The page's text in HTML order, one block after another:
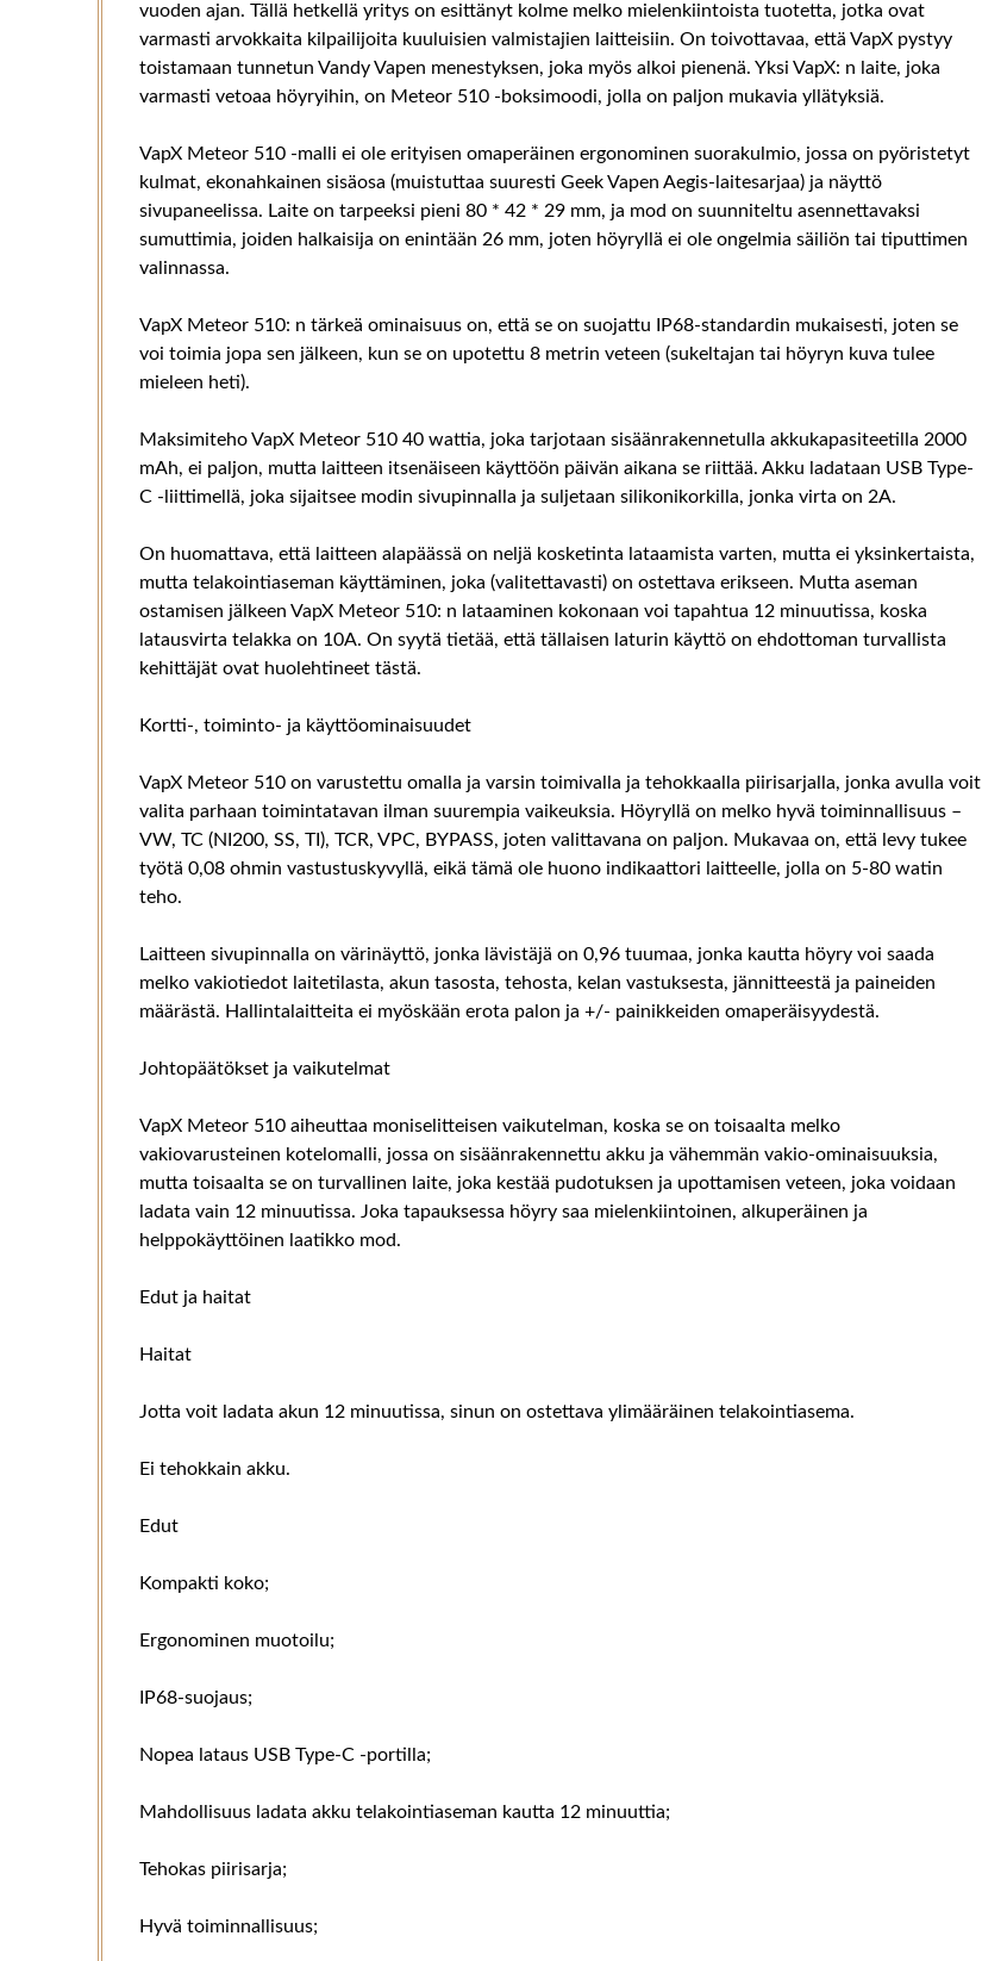
vuoden ajan. Tällä hetkellä yritys on esittänyt kolme melko mielenkiintoista tuotetta, jotka ovat
varmasti arvokkaita kilpailijoita kuuluisien valmistajien laitteisiin. On toivottavaa, että VapX pystyy
toistamaan tunnetun Vandy Vapen menestyksen, joka myös alkoi pienenä. Yksi VapX: n laite, joka
varmasti vetoaa höyryihin, on Meteor 510 -boksimoodi, jolla on paljon mukavia yllätyksiä.
VapX Meteor 510 -malli ei ole erityisen omaperäinen ergonominen suorakulmio, jossa on pyöristetyt
kulmat, ekonahkainen sisäosa (muistuttaa suuresti Geek Vapen Aegis-laitesarjaa) ja näyttö
sivupaneelissa. Laite on tarpeeksi pieni 80 * 42 * 29 mm, ja mod on suunniteltu asennettavaksi
sumuttimia, joiden halkaisija on enintään 26 mm, joten höyryllä ei ole ongelmia säiliön tai tiputtimen
valinnassa.
VapX Meteor 510: n tärkeä ominaisuus on, että se on suojattu IP68-standardin mukaisesti, joten se
voi toimia jopa sen jälkeen, kun se on upotettu 8 metrin veteen (sukeltajan tai höyryn kuva tulee
mieleen heti).
Maksimiteho VapX Meteor 510 40 wattia, joka tarjotaan sisäänrakennetulla akkukapasiteetilla 2000
mAh, ei paljon, mutta laitteen itsenäiseen käyttöön päivän aikana se riittää. Akku ladataan USB Type-
C -liittimellä, joka sijaitsee modin sivupinnalla ja suljetaan silikonikorkilla, jonka virta on 2A.
On huomattava, että laitteen alapäässä on neljä kosketinta lataamista varten, mutta ei yksinkertaista,
mutta telakointiaseman käyttäminen, joka (valitettavasti) on ostettava erikseen. Mutta aseman
ostamisen jälkeen VapX Meteor 510: n lataaminen kokonaan voi tapahtua 12 minuutissa, koska
latausvirta telakka on 10A. On syytä tietää, että tällaisen laturin käyttö on ehdottoman turvallista
kehittäjät ovat huolehtineet tästä.
Kortti-, toiminto- ja käyttöominaisuudet
VapX Meteor 510 on varustettu omalla ja varsin toimivalla ja tehokkaalla piirisarjalla, jonka avulla voit
valita parhaan toimintatavan ilman suurempia vaikeuksia. Höyryllä on melko hyvä toiminnallisuus –
VW, TC (NI200, SS, TI), TCR, VPC, BYPASS, joten valittavana on paljon. Mukavaa on, että levy tukee
työtä 0,08 ohmin vastustuskyvyllä, eikä tämä ole huono indikaattori laitteelle, jolla on 5-80 watin
teho.
Laitteen sivupinnalla on värinäyttö, jonka lävistäjä on 0,96 tuumaa, jonka kautta höyry voi saada
melko vakiotiedot laitetilasta, akun tasosta, tehosta, kelan vastuksesta, jännitteestä ja paineiden
määrästä. Hallintalaitteita ei myöskään erota palon ja +/- painikkeiden omaperäisyydestä.
Johtopäätökset ja vaikutelmat
VapX Meteor 510 aiheuttaa moniselitteisen vaikutelman, koska se on toisaalta melko
vakiovarusteinen kotelomalli, jossa on sisäänrakennettu akku ja vähemmän vakio-ominaisuuksia,
mutta toisaalta se on turvallinen laite, joka kestää pudotuksen ja upottamisen veteen, joka voidaan
ladata vain 12 minuutissa. Joka tapauksessa höyry saa mielenkiintoinen, alkuperäinen ja
helppokäyttöinen laatikko mod.
Edut ja haitat
Haitat
Jotta voit ladata akun 12 minuutissa, sinun on ostettava ylimääräinen telakointiasema.
Ei tehokkain akku.
Edut
Kompakti koko;
Ergonominen muotoilu;
IP68-suojaus;
Nopea lataus USB Type-C -portilla;
Mahdollisuus ladata akku telakointiaseman kautta 12 minuuttia;
Tehokas piirisarja;
Hyvä toiminnallisuus;